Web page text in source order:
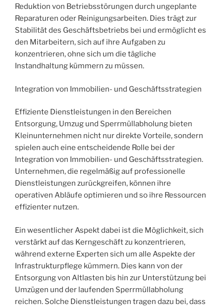
Reduktion von Betriebsstörungen durch ungeplante
Reparaturen oder Reinigungsarbeiten. Dies trägt zur
Stabilität des Geschäftsbetriebs bei und ermöglicht es
den Mitarbeitern, sich auf ihre Aufgaben zu
konzentrieren, ohne sich um die tägliche
Instandhaltung kümmern zu müssen.
Integration von Immobilien- und Geschäftsstrategien
Effiziente Dienstleistungen in den Bereichen
Entsorgung, Umzug und Sperrmüllabholung bieten
Kleinunternehmen nicht nur direkte Vorteile, sondern
spielen auch eine entscheidende Rolle bei der
Integration von Immobilien- und Geschäftsstrategien.
Unternehmen, die regelmäßig auf professionelle
Dienstleistungen zurückgreifen, können ihre
operativen Abläufe optimieren und so ihre Ressourcen
effizienter nutzen.
Ein wesentlicher Aspekt dabei ist die Möglichkeit, sich
verstärkt auf das Kerngeschäft zu konzentrieren,
während externe Experten sich um alle Aspekte der
Infrastrukturpflege kümmern. Dies kann von der
Entsorgung von Altlasten bis hin zur Unterstützung bei
Umzügen und der laufenden Sperrmüllabholung
reichen. Solche Dienstleistungen tragen dazu bei, dass